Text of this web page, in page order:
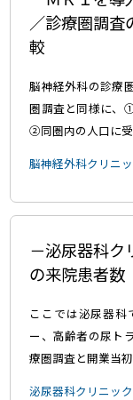
／診療圏調査
較
脳神経外科の診療
圏調査と同様に、
②同圏内の人口に
脳神経外科クリニ
泌尿器科ク
の来院患者数
ここでは泌尿器科
ー、高齢者の尿ト
療圏調査と開業当
泌尿器科クリニッ